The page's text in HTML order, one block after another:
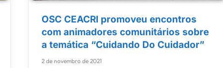
OSC CEACRI promoveu encontros
com animadores comunitários sobre
a temática “Cuidando Do Cuidador”
2 de novembro de 2021